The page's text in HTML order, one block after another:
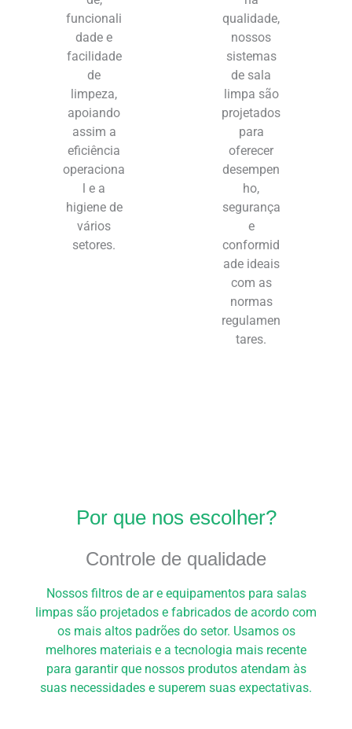
funcionali
dade e
facilidade
de
limpeza,
apoiando
assim a
eficiência
operaciona
l e a
higiene de
vários
setores.
qualidade,
nossos
sistemas
de sala
limpa são
projetados
para
oferecer
desempen
ho,
segurança
e
conformid
ade ideais
com as
normas
regulamen
tares.
Por que nos escolher?
Controle de qualidade
Nossos filtros de ar e equipamentos para salas
limpas são projetados e fabricados de acordo com
os mais altos padrões do setor. Usamos os
melhores materiais e a tecnologia mais recente
para garantir que nossos produtos atendam às
suas necessidades e superem suas expectativas.